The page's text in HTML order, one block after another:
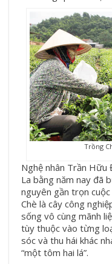
Trồng
Nghệ nhân Trần Hữu
La bằng năm nay đã
nguyên gần trọn
Chè là cây công
sống vô cùng mãnh
tùy thuộc vào từng
sóc và thu hái khác
“một tôm hai lá”.